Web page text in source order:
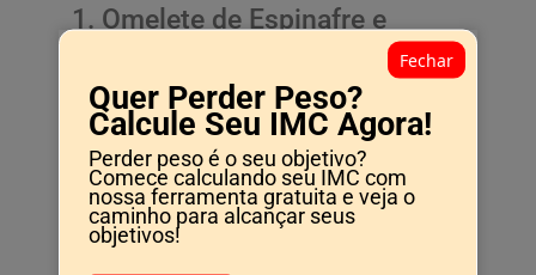
1. Omelete de Espinafre e
Uma opção rápida e nutritiva para o café da
manhã.
3 ovos
1 xícara de espinafre fresco
50g de queijo feta
Sal e pimenta a gosto
Quer Perder Peso?
Calcule Seu IMC Agora!
Perder peso é o seu objetivo?
Comece calculando seu IMC com
nossa ferramenta gratuita e veja o
caminho para alcançar seus
objetivos!
Fechar